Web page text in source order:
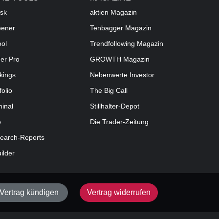
Pro
Reports
aktien Magazin
Tenbagger Magazin
Trendfollowing Magazin
GROWTH Magazin
Nebenwerte Investor
The Big Call
Stillhalter-Depot
Die Trader-Zeitung
Vertrag kündigen Vertrag widerrufen